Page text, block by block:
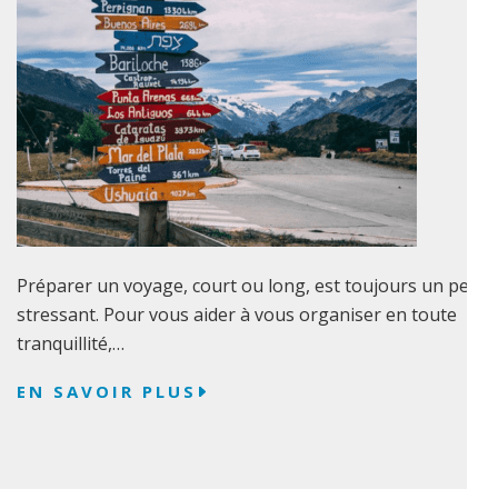
Préparer un voyage, court ou long, est toujours un peu
stressant. Pour vous aider à vous organiser en toute
tranquillité,…
EN SAVOIR PLUS